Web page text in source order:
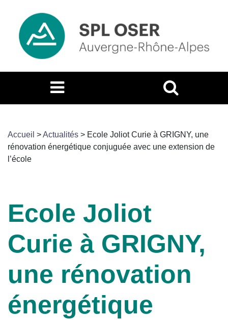
Accueil >Actualités > Ecole Joliot Curie à GRIGNY, une
rénovation énergétique conjuguée avec une extension de
l’école
Ecole Joliot
Curie à GRIGNY,
une rénovation
énergétique